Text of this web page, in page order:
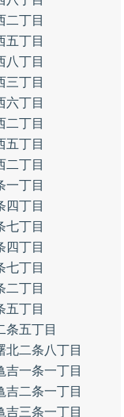
二丁目
五丁目
八丁目
三丁目
六丁目
二丁目
五丁目
二丁目
一丁目
四丁目
七丁目
四丁目
七丁目
二丁目
五丁目
条五丁目
北二条八丁目
吉一条一丁目
吉二条一丁目
吉三条一丁目